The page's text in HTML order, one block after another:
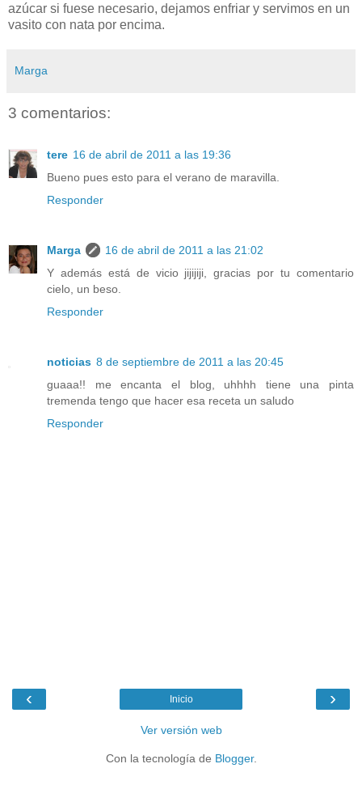
azúcar si fuese necesario, dejamos enfriar y servimos en un
vasito con nata por encima.
Marga
3 comentarios:
tere 16 de abril de 2011 a las 19:36
Bueno pues esto para el verano de maravilla.
Responder
Marga
16 de abril de 2011 a las 21:02
Y además está de vicio jijijiji, gracias por tu comentario
cielo, un beso.
Responder
noticias 8 de septiembre de 2011 a las 20:45
guaaa!! me encanta el blog, uhhhh tiene una pinta
tremenda tengo que hacer esa receta un saludo
Responder
‹ ›
Inicio
Ver versión web
Con la tecnología de Blogger.